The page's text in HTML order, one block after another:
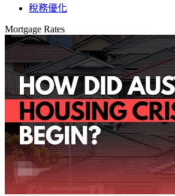
稅務優化
Mortgage Rates